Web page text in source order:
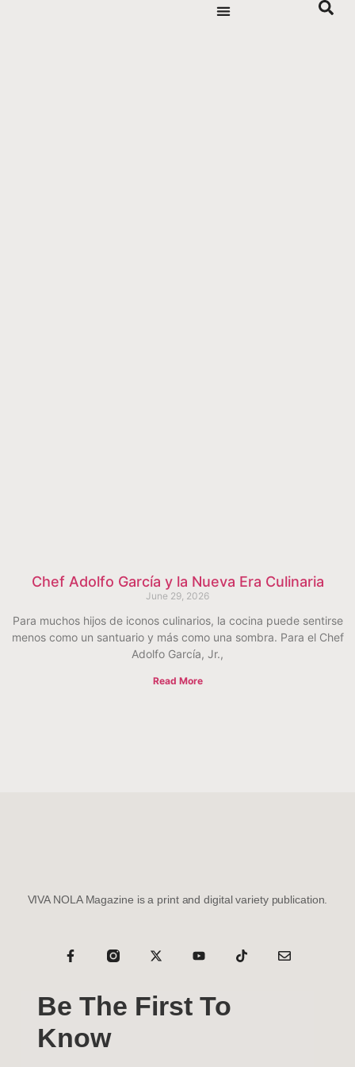
Chef Adolfo García y la Nueva Era Culinaria
June 29, 2026
Para muchos hijos de iconos culinarios, la cocina puede sentirse
menos como un santuario y más como una sombra. Para el Chef
Adolfo García, Jr.,
Read More
VIVA NOLA Magazine is a print and digital variety publication.
Be The First To
Know